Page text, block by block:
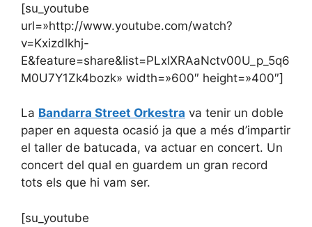
[su_youtube
url=»http://www.youtube.com/watch?
v=Kxizdlkhj-
E&feature=share&list=PLxIXRAaNctv00U_p_5q6
M0U7Y1Zk4bozk» width=»600″ height=»400″]
La Bandarra Street Orkestra va tenir un doble
paper en aquesta ocasió ja que a més d’impartir
el taller de batucada, va actuar en concert. Un
concert del qual en guardem un gran record
tots els que hi vam ser.
[su_youtube